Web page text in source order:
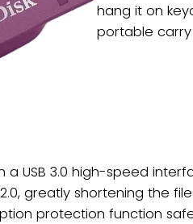
hang it on
portable
USB 3.0 high-speed
greatly shortening the
protection function